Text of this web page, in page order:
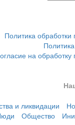
Политика
на
и ликвидации
Общество